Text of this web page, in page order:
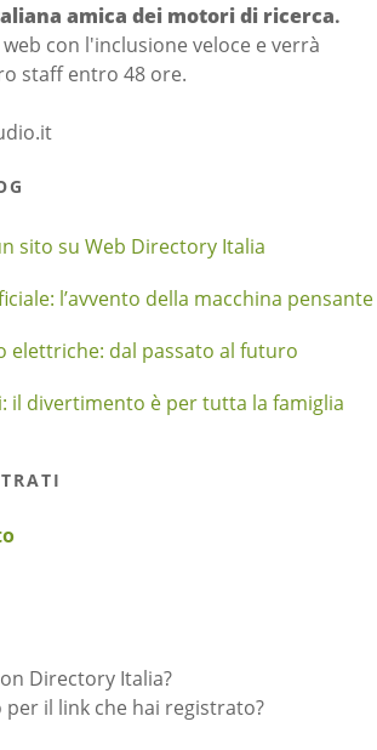
amica dei motori di ricerca.
con l'inclusione veloce e verrà
staff entro 48 ore.
sito su Web Directory Italia
l’avvento della macchina pensante
elettriche: dal passato al futuro
il divertimento è per tutta la famiglia
Directory Italia?
il link che hai registrato?